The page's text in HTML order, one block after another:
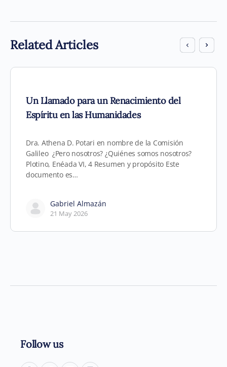
Related Articles
Un Llamado para un Renacimiento del
Espíritu en las Humanidades
Dra. Athena D. Potari en nombre de la Comisión
Galileo ¿Pero nosotros? ¿Quiénes somos nosotros?
Plotino, Enéada VI, 4 Resumen y propósito Este
documento es…
Gabriel Almazán
21 May 2026
Follow us